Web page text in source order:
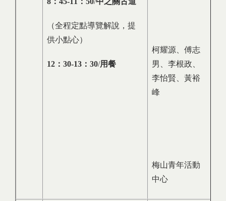
（全程定點導覽解說，提
供小點心）
12 ： 30-13 ： 30/用餐
柯耀源、傅志
男、李根政、
李怡賢、黃裕
峰
梅山青年活動
中心